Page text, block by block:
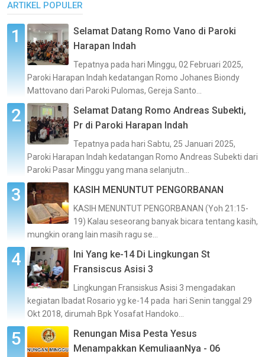
ARTIKEL POPULER
Selamat Datang Romo Vano di Paroki
Harapan Indah
Tepatnya pada hari Minggu, 02 Februari 2025,
Paroki Harapan Indah kedatangan Romo Johanes Biondy
Mattovano dari Paroki Pulomas, Gereja Santo...
Selamat Datang Romo Andreas Subekti,
Pr di Paroki Harapan Indah
Tepatnya pada hari Sabtu, 25 Januari 2025,
Paroki Harapan Indah kedatangan Romo Andreas Subekti dari
Paroki Pasar Minggu yang mana selanjutn...
KASIH MENUNTUT PENGORBANAN
KASIH MENUNTUT PENGORBANAN (Yoh 21:15-
19) Kalau seseorang banyak bicara tentang kasih,
mungkin orang lain masih ragu se...
Ini Yang ke-14 Di Lingkungan St
Fransiscus Asisi 3
Lingkungan Fransiskus Asisi 3 mengadakan
kegiatan Ibadat Rosario yg ke-14 pada hari Senin tanggal 29
Okt 2018, dirumah Bpk Yosafat Handoko...
Renungan Misa Pesta Yesus
Menampakkan KemuliaanNya - 06